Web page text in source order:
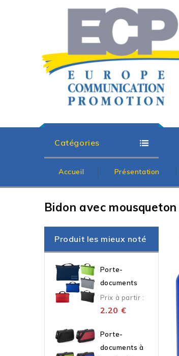
Catégories
Accueil Présentation
Bidon avec mousqueton
Produit les mieux noté
Porte-
documents
Prix à partir :
2.20 €
Porte-
documents à